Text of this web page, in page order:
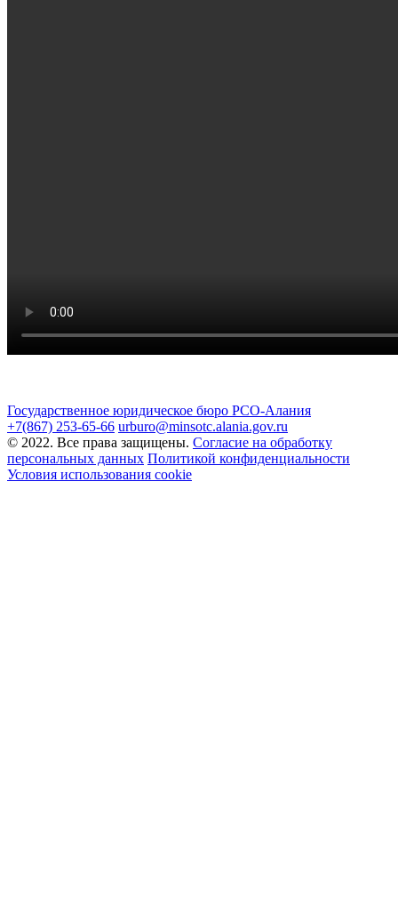
Государственное юридическое бюро РСО-Алания
+7(867) 253-65-66 urburo@minsotc.alania.gov.ru
© 2022. Все права защищены. Cогласие на обработку
персональных данных Политикой конфиденциальности
Условия использования cookie